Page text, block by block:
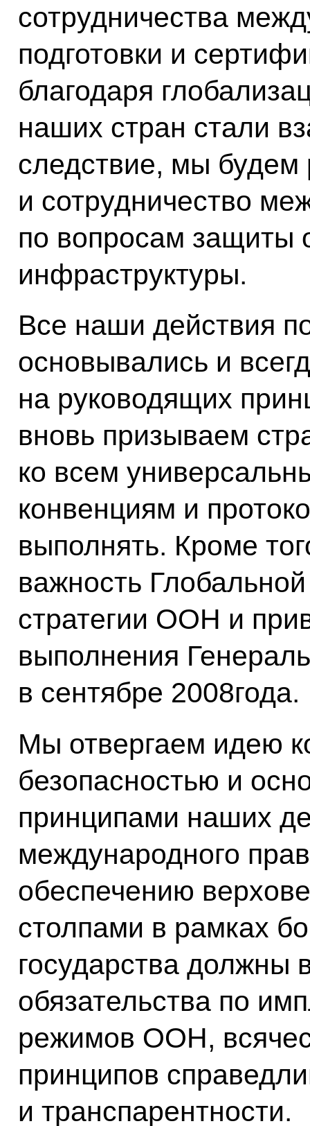
сотрудничества
подготовки и
благодаря
наших стран стали
следствие, мы будем
и сотрудничество
по вопросам защиты
инфраструктуры.
Все наши действия
основывались и
на руководящих
вновь призываем
ко всем
конвенциям и
выполнять. Кроме
важность
стратегии ООН и
выполнения
в сентябре 2008года.
Мы отвергаем идею
безопасностью и
принципами наших
международного
обеспечению
столпами в рамках
государства должны
обязательства по
режимов ООН,
принципов
и транспарентности.